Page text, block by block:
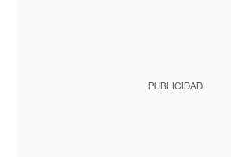
PUBLICIDAD